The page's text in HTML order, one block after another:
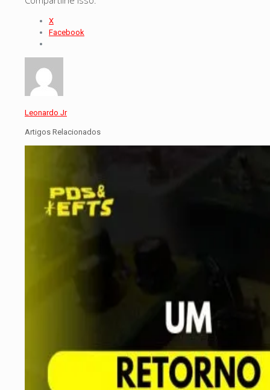
X
Facebook
Leonardo Jr
Artigos Relacionados